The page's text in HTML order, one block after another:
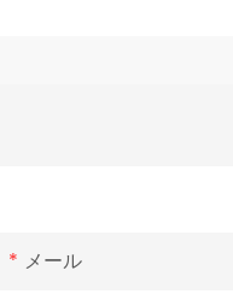
メール